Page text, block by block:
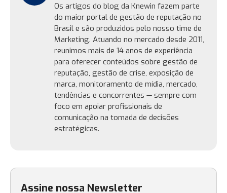
Assine nossa Newsletter
Os artigos do blog da Knewin fazem parte
do maior portal de gestão de reputação no
Brasil e são produzidos pelo nosso time de
Marketing. Atuando no mercado desde 2011,
reunimos mais de 14 anos de experiência
para oferecer conteúdos sobre gestão de
reputação, gestão de crise, exposição de
marca, monitoramento de mídia, mercado,
tendências e concorrentes — sempre com
foco em apoiar profissionais de
comunicação na tomada de decisões
estratégicas.